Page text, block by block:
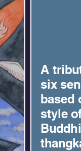
A
six
based
style